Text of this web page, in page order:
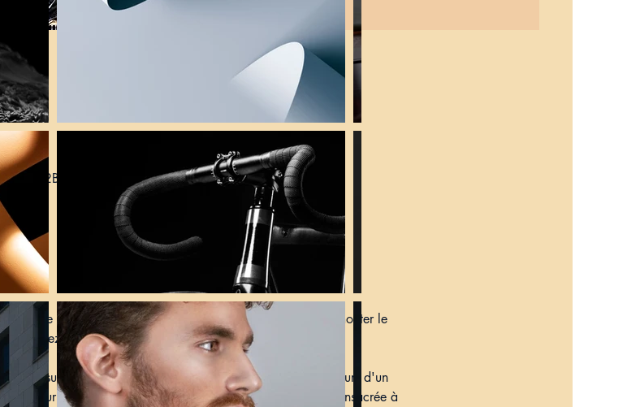
G1R 2B3, Canada
Peace & Love ». Fermez les yeux et laissez-vous aller à remonter le
rendez-vous avec Simon & Garfunkel et Cat Stevens.
succès de Simon & Garfunkel et de Cat Stevens au cours d'un
leur parcours musical original. La première partie est consacrée à